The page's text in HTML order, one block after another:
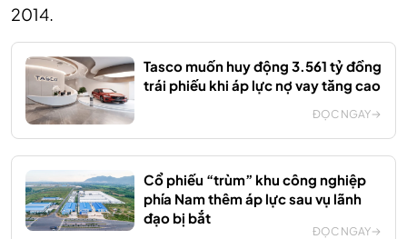
2014.
ĐỌC NGAY
Tasco muốn huy động 3.561 tỷ đồng
trái phiếu khi áp lực nợ vay tăng cao
ĐỌC NGAY
Cổ phiếu “trùm” khu công nghiệp
phía Nam thêm áp lực sau vụ lãnh
đạo bị bắt